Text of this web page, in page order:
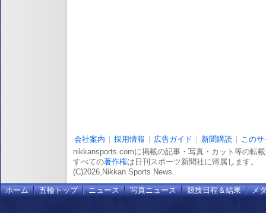
会社案内 採用情報 広告ガイド 新聞購読
この
nikkansports.comに掲載の記事・写真・カット等の転
すべての著作権は日刊スポーツ新聞社に帰属します。
(C)2026,Nikkan Sports News.
ホーム 五輪トップ ニュース 写真ニュース 競技日程＆結果 メ